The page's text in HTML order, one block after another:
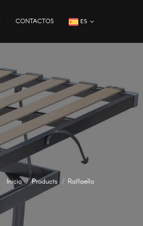
CONTACTOS ES
Inicio Products Raffaello